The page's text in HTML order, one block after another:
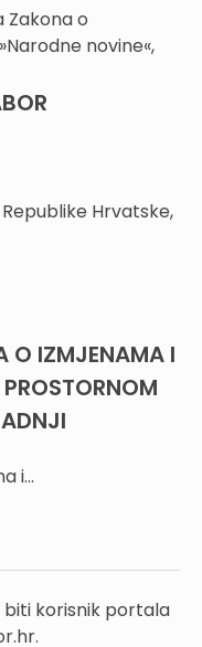
Zakona o
novine«,
Hrvatske,
O IZMJENAMA I
i...
korisnik portala